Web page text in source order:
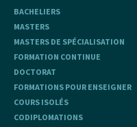
BACHELIERS
MASTERS
MASTERS DE SPÉCIALISATION
FORMATION CONTINUE
DOCTORAT
FORMATIONS POUR ENSEIGNER
COURS ISOLÉS
CODIPLOMATIONS